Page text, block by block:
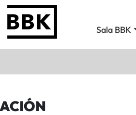
Sala BBK